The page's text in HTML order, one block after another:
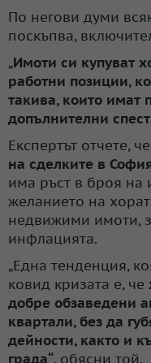
По негови думи
поскъпва,
„Имоти си купуват
работни позиции,
такива, които имат
допълнителни
Експертът отчете,
на сделките в
има ръст в броя на
желанието на
недвижими имоти,
инфлацията.
„Една тенденция,
ковид кризата е, че
добре обзаведени
квартали, без да
дейности, както и
града“, обясни той.